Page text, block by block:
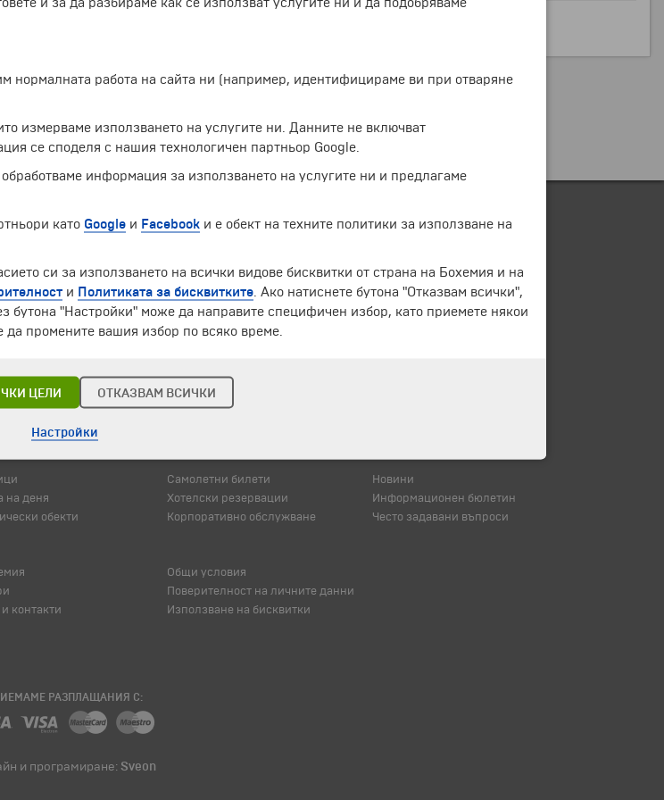
ООД.Всички права запазени.
на деня
обекти
Самолетни билети
Хотелски резервации
Корпоративно обслужване
Новини
Информационен бюлетин
Често задавани въпроси
контакти
Общи условия
Поверителност на личните данни
Използване на бисквитки
РАЗПЛАЩАНИЯ С:
и програмиране: Sveon
нормалната работа на сайта ни (например, идентифицираме ви при отваряне
измерваме използването на услугите ни. Данните не включват
се споделя с нашия технологичен партньор Google.
обработваме информация за използването на услугите ни и предлагаме
като Google и Facebook и е обект на техните политики за използване на
си за използването на всички видове бисквитки от страна на Бохемия и на
и Политиката за бисквитките . Ако натиснете бутона "Отказвам всички",
бутона "Настройки" може да направите специфичен избор, като приемете някои
промените вашия избор по всяко време.
ЦЕЛИ ОТКАЗВАМ ВСИЧКИ
Настройки